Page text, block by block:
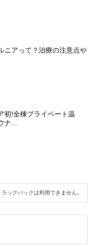
ニアって？治療の注意点や
初!全棟プライベート温
ナ...
ラックバックは利用できません。